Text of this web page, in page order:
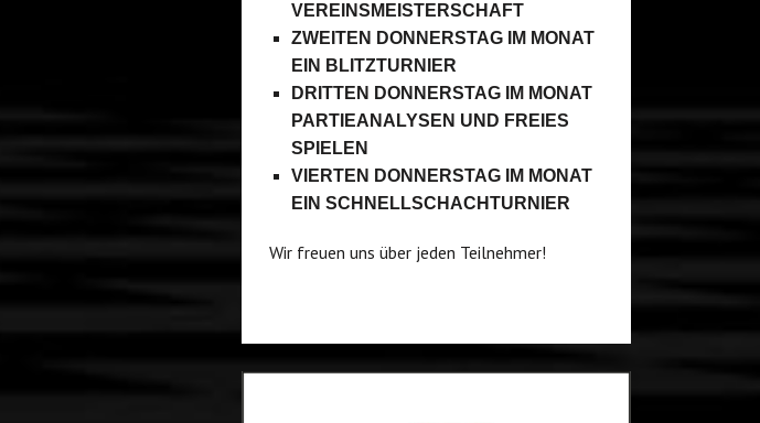
VEREINSMEISTERSCHAFT
ZWEITEN DONNERSTAG IM MONAT
EIN BLITZTURNIER
DRITTEN DONNERSTAG IM MONAT
PARTIEANALYSEN UND FREIES
SPIELEN
VIERTEN DONNERSTAG IM MONAT
EIN SCHNELLSCHACHTURNIER
Wir freuen uns über jeden Teilnehmer!